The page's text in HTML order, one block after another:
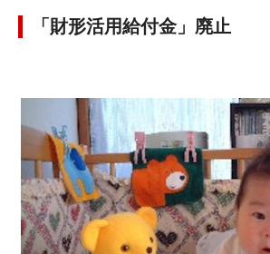
「財形活用給付金」廃止